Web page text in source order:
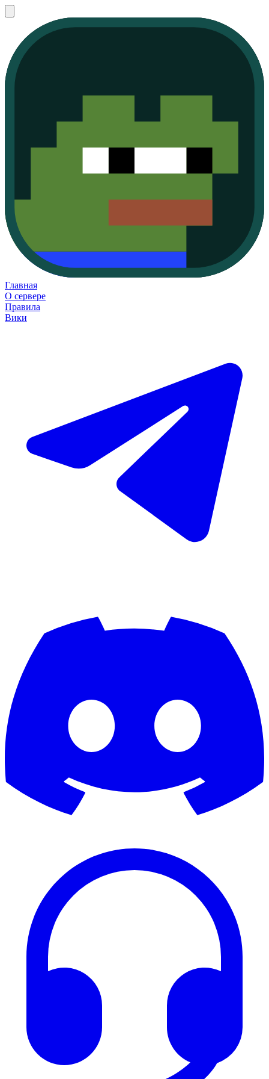
Главная
О сервере
Правила
Вики